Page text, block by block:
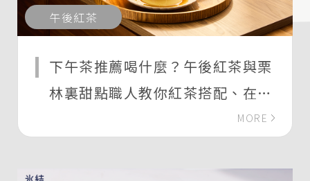
午後紅茶
下午茶推薦喝什麼？午後紅茶與栗
林裏甜點職人教你紅茶搭配、在家
MORE